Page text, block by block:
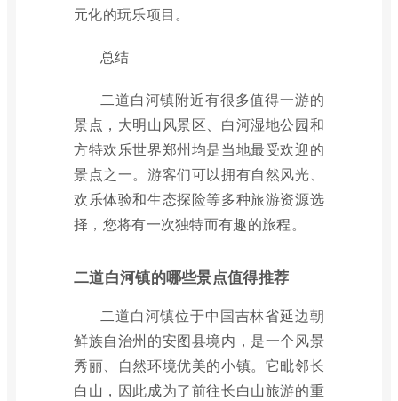
元化的玩乐项目。
总结
二道白河镇附近有很多值得一游的
景点，大明山风景区、白河湿地公园和
方特欢乐世界郑州均是当地最受欢迎的
景点之一。游客们可以拥有自然风光、
欢乐体验和生态探险等多种旅游资源选
择，您将有一次独特而有趣的旅程。
二道白河镇的哪些景点值得推荐
二道白河镇位于中国吉林省延边朝
鲜族自治州的安图县境内，是一个风景
秀丽、自然环境优美的小镇。它毗邻长
白山，因此成为了前往长白山旅游的重